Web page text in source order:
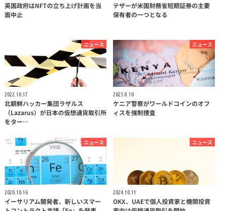
英国政府はNFTの立ち上げ計画を当
面中止
テザーが米国財務省短期証券の主要
保有者の一つとなる
ニュース
2022.10.17
北朝鮮ハッカー集団ラザルス
（Lazarus）が日本の仮想通貨取引所
をター…
ニュース
2023.8.10
ケニア警察がワールドコインのオフ
ィスを強制捜査
ニュース
2020.10.16
イーサリアム開発者、新しいスマー
ニュース
2024.10.11
OKX、UAEで個人投資家と機関投資